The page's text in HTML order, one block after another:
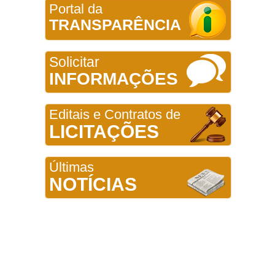
Portal da
TRANSPARÊNCIA
Solicitar
INFORMAÇÕES
Editais e Contratos de
LICITAÇÕES
Últimas
NOTÍCIAS